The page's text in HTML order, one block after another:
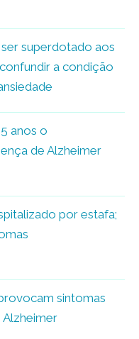
superdotado aos
a condição
anos o
de Alzheimer
por estafa;
sintomas